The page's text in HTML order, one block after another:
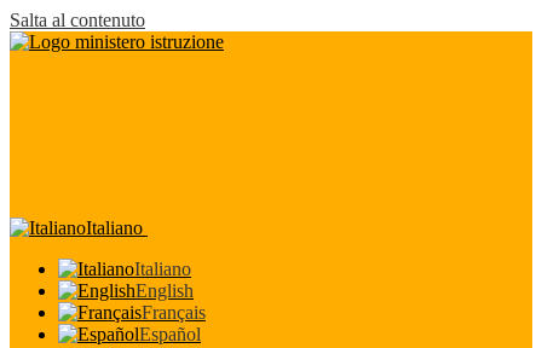
Salta al contenuto
Italiano
Italiano
English
Français
Español